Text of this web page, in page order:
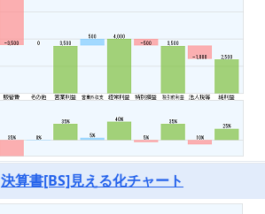
決算書[BS]見える化チャート